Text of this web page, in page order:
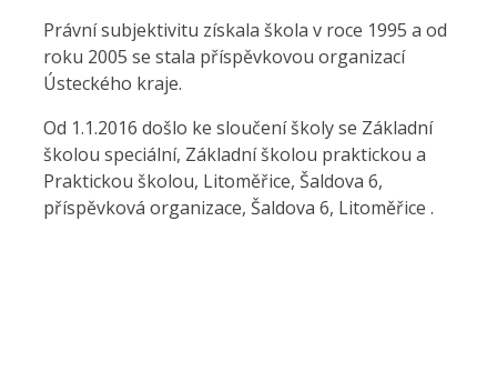
Právní subjektivitu získala škola v roce 1995 a od
roku 2005 se stala příspěvkovou organizací
Ústeckého kraje.
Od 1.1.2016 došlo ke sloučení školy se Základní
školou speciální, Základní školou praktickou a
Praktickou školou, Litoměřice, Šaldova 6,
příspěvková organizace, Šaldova 6, Litoměřice .